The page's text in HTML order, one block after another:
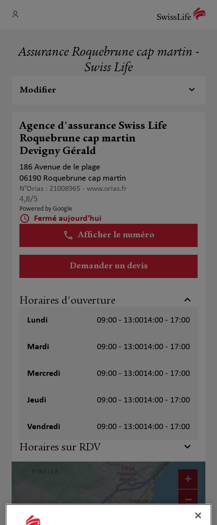
Assurance Roquebrune cap martin -
Swiss Life
Modifier
Agence d'assurance Swiss Life
Roquebrune cap martin
Devigny Gérald
186 Avenue de le plage
06190 Roquebrune cap martin
N°Orias : 21008965 - www.orias.fr
4,8/5
Powered by Google
Fermé aujourd'hui
Afficher le numéro
Demander un devis
Horaires d'ouverture
Lundi 09:00 - 13:0014:00 - 17:00
Mardi 09:00 - 13:0014:00 - 17:00
Mercredi 09:00 - 13:0014:00 - 17:00
Jeudi 09:00 - 13:0014:00 - 17:00
Vendredi 09:00 - 13:0014:00 - 17:00
Horaires sur RDV
+
−